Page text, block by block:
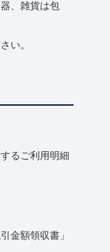
、雑貨は包
い。
るご利用明細
金額領収書」